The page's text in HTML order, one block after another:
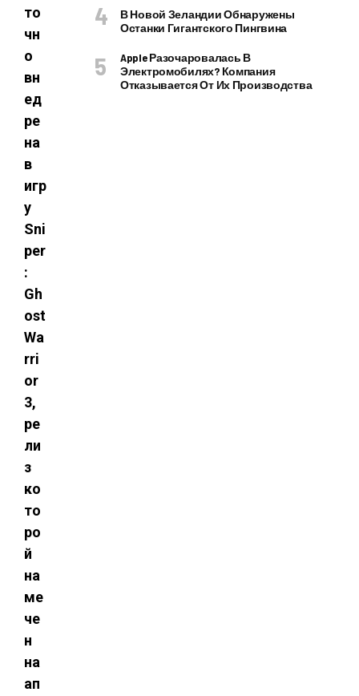
то
чн
о
вн
ед
ре
на
в
игр
у
Sni
per
:
Gh
ost
Wa
rri
or
3,
ре
ли
з
ко
то
ро
й
на
ме
че
н
на
ап
В Новой Зеландии Обнаружены
Останки Гигантского Пингвина
Apple Разочаровалась В
Электромобилях? Компания
Отказывается От Их Производства